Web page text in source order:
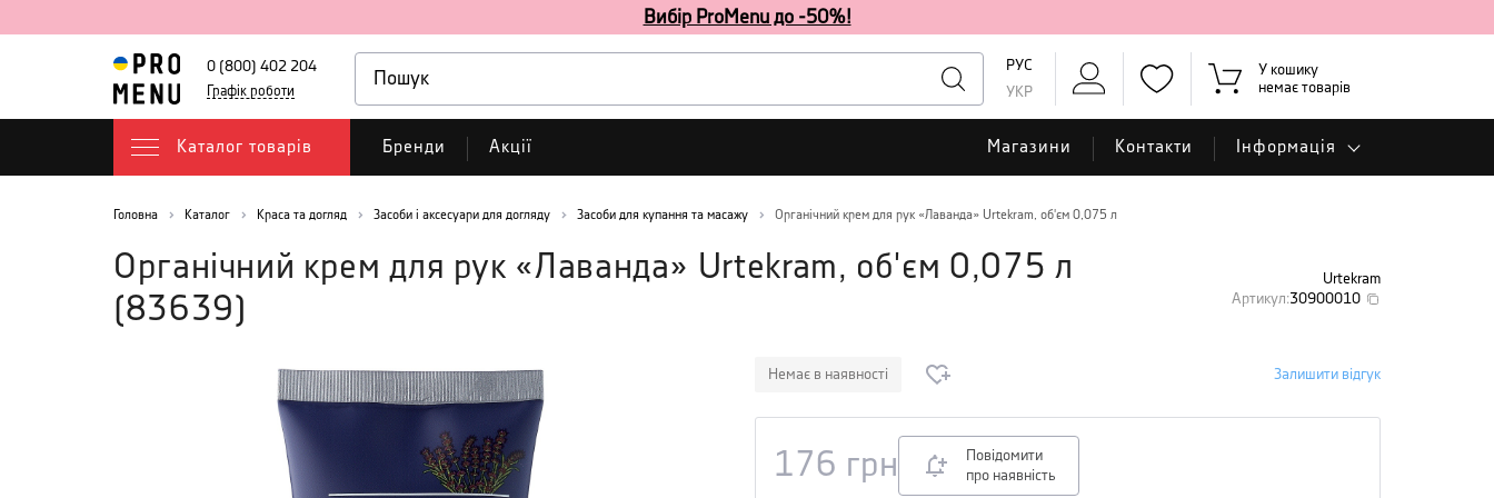
Вибір ProMenu до -50%!
0 (800) 402 204
Графік роботи
РУС
УКР
У кошику
немає товарів
Каталог товарів Бренди Акції Магазини Контакти Інформація
Головна Каталог Краса та догляд Засоби і аксесуари для догляду Засоби для купання та масажу Органічний крем для рук «Лаванда» Urtekram, об'єм 0,075 л
Органічний крем для рук «Лаванда» Urtekram, об'єм 0,075 л
(83639 )
Urtekram
Артикул:30900010
Немає в наявності Залишити відгук
176 грн
Повідомити
про наявність